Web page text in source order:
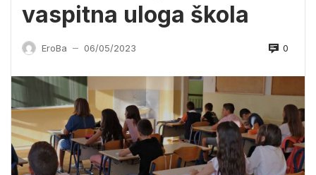
vaspitna uloga škola
EroBa — 06/05/2023 0